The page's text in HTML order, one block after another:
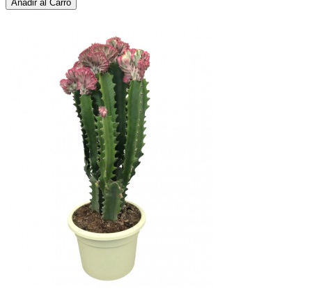
Añadir al Carro